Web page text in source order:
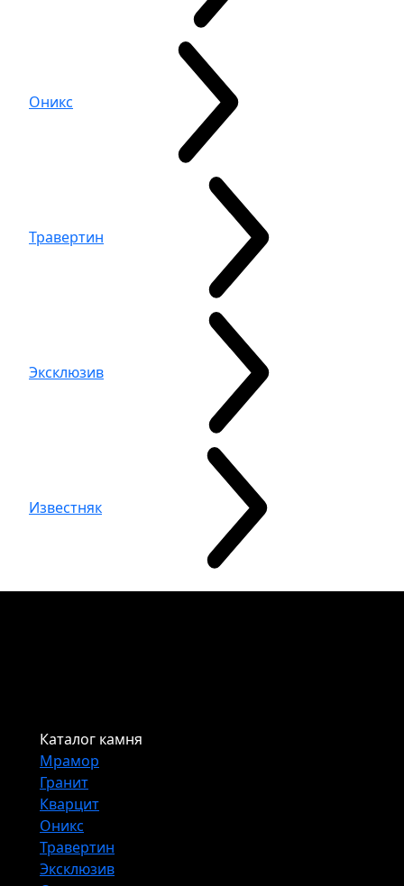
Оникс
Травертин
Эксклюзив
Известняк
Каталог камня
Мрамор
Гранит
Кварцит
Оникс
Травертин
Эксклюзив